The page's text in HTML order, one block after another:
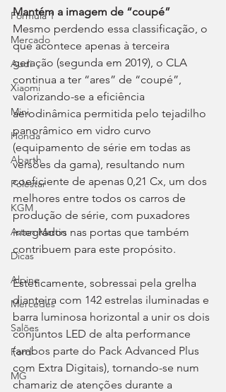
Fórmula 1
Mercado
Audi
Xiaomi
Mini
Honda
Abarth
Polestar
KGM
Aston Martin
Dicas
Alpine
Mercedes
Salões
Ford
MG
Mantém a imagem de “coupé”
Mesmo perdendo essa classificação, o
que acontece apenas à terceira
geração (segunda em 2019), o CLA
continua a ter “ares” de “coupé”,
valorizando-se a eficiência
aerodinâmica permitida pelo tejadilho
panorâmico em vidro curvo
(equipamento de série em todas as
versões da gama), resultando num
coeficiente de apenas 0,21 Cx, um dos
melhores entre todos os carros de
produção de série, com puxadores
integrados nas portas que também
contribuem para este propósito.
Esteticamente, sobressai pela grelha
dianteira com 142 estrelas iluminadas e
barra luminosa horizontal a unir os dois
conjuntos LED de alta performance
(ambos parte do Pack Advanced Plus
com Extra Digitais), tornando-se num
chamariz de atenções durante a